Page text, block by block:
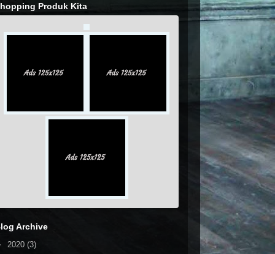
Produk Kita
Archive
2020 (3)